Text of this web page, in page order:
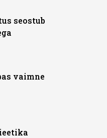
seostub
vaimne